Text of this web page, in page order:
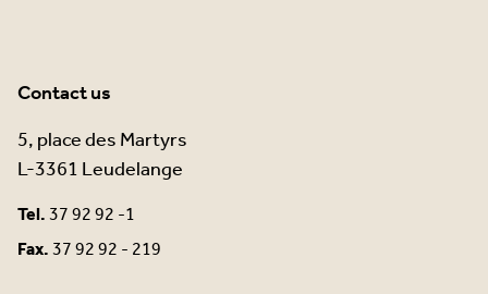
Contact us
5, place des Martyrs
L-3361 Leudelange
Tel.37 92 92 -1
Fax.37 92 92 - 219